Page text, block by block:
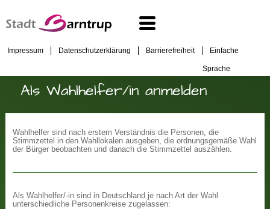
Impressum Datenschutzerklärung Barrierefreiheit Einfache
Sprache
Als Wahlhelfer/in anmelden
Wahlhelfer sind nach erstem Verständnis die Personen, die
Stimmzettel in den Wahllokalen ausgeben, die ordnungsgemäße Wahl
der Bürger beobachten und danach die Stimmzettel auszählen.
Als Wahlhelfer/-in sind in Deutschland je nach Art der Wahl
unterschiedliche Personenkreise zugelassen: